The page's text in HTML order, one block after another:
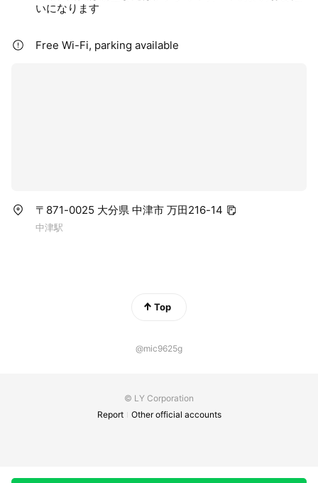
いになります
Free Wi-Fi, parking available
〒871-0025 大分県 中津市 万田216-14
中津駅
Top
@mic9625g
© LY Corporation
Report
Other official accounts